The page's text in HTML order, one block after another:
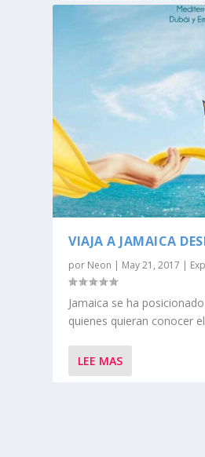
VIAJA A JAMAICA
por Neon | May 21, 2017 |
Jamaica se ha
quienes quieran conocer
LEE MAS